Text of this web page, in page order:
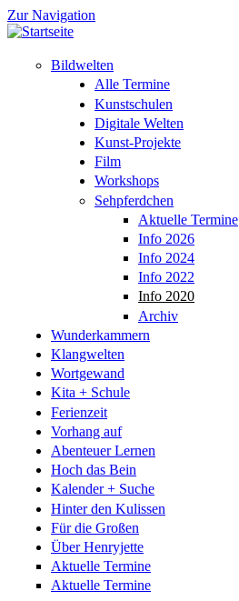
Zur Navigation
Bildwelten
Alle Termine
Kunstschulen
Digitale Welten
Kunst-Projekte
Film
Workshops
Sehpferdchen
Aktuelle Termine
Info 2026
Info 2024
Info 2022
Info 2020
Archiv
Wunderkammern
Klangwelten
Wortgewand
Kita + Schule
Ferienzeit
Vorhang auf
Abenteuer Lernen
Hoch das Bein
Kalender + Suche
Hinter den Kulissen
Für die Großen
Über Henryjette
Aktuelle Termine
Aktuelle Termine